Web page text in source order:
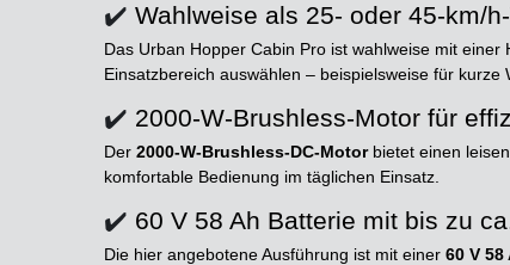
✔️ Wahlweise als 25- oder 45-km/
Das Urban Hopper Cabin Pro ist wahlweise mit einer
Einsatzbereich auswählen – beispielsweise für
✔️ 2000-W-Brushless-Motor für
Der 2000-W-Brushless-DC-Motorbietet einen
komfortable Bedienung im täglichen Einsatz.
✔️ 60 V 58 Ah Batterie mit bis zu
Die hier angebotene Ausführung ist mit einer 60 V